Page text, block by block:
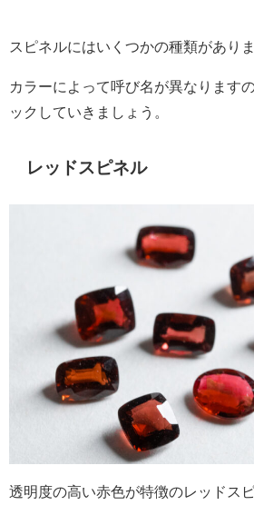
スピネルにはいくつかの種類がありま
カラーによって呼び名が異なります
ックしていきましょう。
レッドスピネル
透明度の高い赤色が特徴のレッドスピ